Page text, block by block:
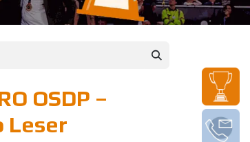
OSDP –
Leser